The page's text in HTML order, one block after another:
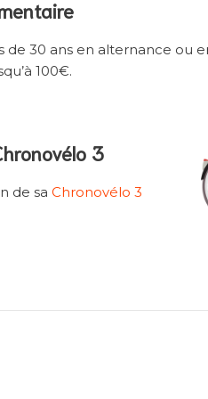
de 30 ans en alternance ou
100€.
3
de sa Chronovélo 3